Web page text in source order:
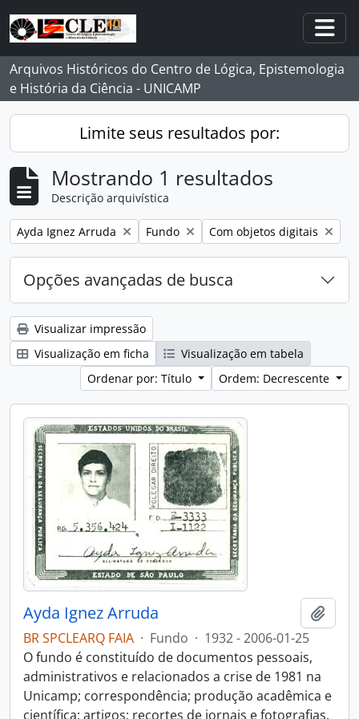
Skip to main content
Arquivos Históricos do Centro de Lógica, Epistemologia
e História da Ciência - UNICAMP
Limite seus resultados por:
Mostrando 1 resultados
Descrição arquivística
Remover filtro:
Ayda Ignez Arruda Remover filtro:
Fundo Remover filtro:
Com objetos digitais
Opções avançadas de busca
Visualizar impressão
Visualização em ficha
Visualização em tabela
Ordenar por: Título
Ordem: Decrescente
Ayda Ignez Arruda
BR SPCLEARQ FAIA · Fundo · 1932 - 2006-01-25
O fundo é constituído de documentos pessoais,
administrativos e relacionados a crise de 1981 na
Unicamp; correspondência; produção acadêmica e
científica; artigos; recortes de jornais e fotografias.